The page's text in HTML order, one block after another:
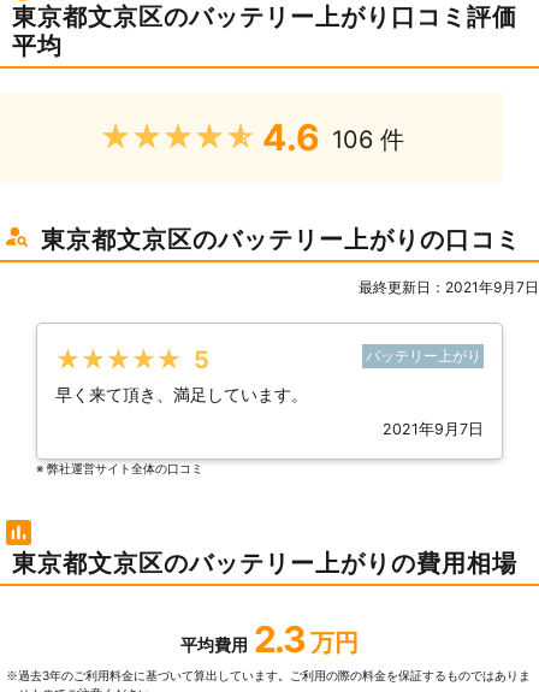
東京都文京区のバッテリー上がり口コミ評価
平均
★★★★★ 4.6 106 件
東京都文京区のバッテリー上がりの口コミ
最終更新日：2021年9月7日
★★★★★ 5 バッテリー上がり
早く来て頂き、満足しています。
2021年9月7日
※ 弊社運営サイト全体の⼝コミ
東京都文京区のバッテリー上がりの費用相場
平均費用 2.3 万円
※過去3年のご利⽤料⾦に基づいて算出しています。ご利⽤の際の料⾦を保証するものではありま